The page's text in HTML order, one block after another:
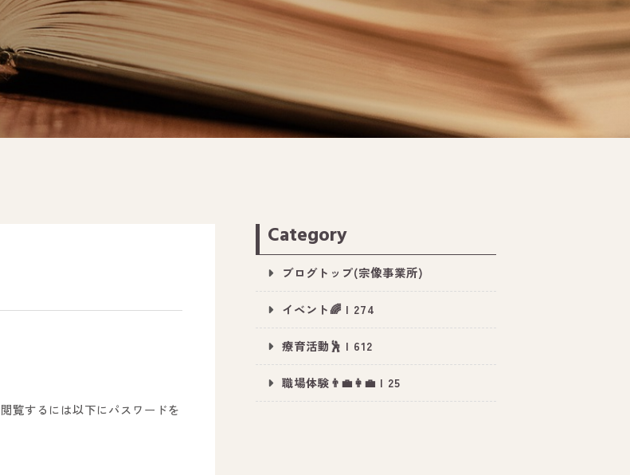
覧するには以下にパスワードを
Category
ブログトップ(宗像事業所)
イベント🌈 | 274
療育活動🕺 | 612
職場体験👨‍💼👩‍💼 | 25